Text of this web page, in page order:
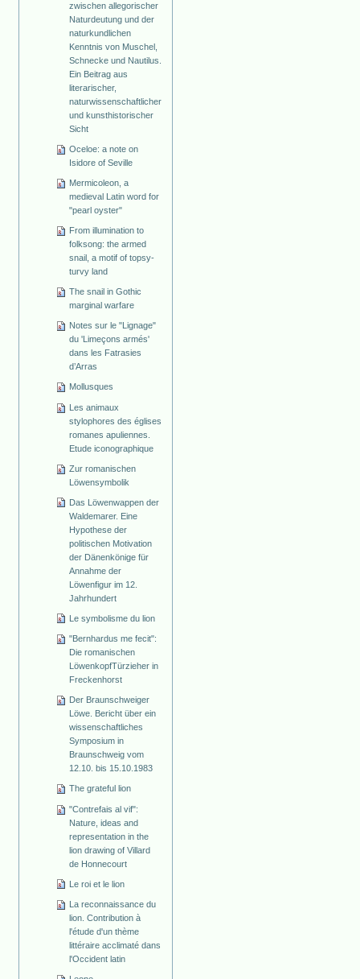
zwischen allegorischer
Naturdeutung und der
naturkundlichen
Kenntnis von Muschel,
Schnecke und Nautilus.
Ein Beitrag aus
literarischer,
naturwissenschaftlicher
und kunsthistorischer
Sicht
Oceloe: a note on
Isidore of Seville
Mermicoleon, a
medieval Latin word for
"pearl oyster"
From illumination to
folksong: the armed
snail, a motif of topsy-
turvy land
The snail in Gothic
marginal warfare
Notes sur le "Lignage"
du 'Limeçons armés'
dans les Fatrasies
d’Arras
Mollusques
Les animaux
stylophores des églises
romanes apuliennes.
Etude iconographique
Zur romanischen
Löwensymbolik
Das Löwenwappen der
Waldemarer. Eine
Hypothese der
politischen Motivation
der Dänenkönige für
Annahme der
Löwenfigur im 12.
Jahrhundert
Le symbolisme du lion
"Bernhardus me fecit":
Die romanischen
Löwenkopf­Türzieher in
Freckenhorst
Der Braunschweiger
Löwe. Bericht über ein
wissenschaftliches
Symposium in
Braunschweig vom
12.10. bis 15.10.1983
The grateful lion
"Contrefais al vif":
Nature, ideas and
representation in the
lion drawing of Villard
de Honnecourt
Le roi et le lion
La reconnaissance du
lion. Contribution à
l'étude d'un thème
littéraire acclimaté dans
l'Occident latin